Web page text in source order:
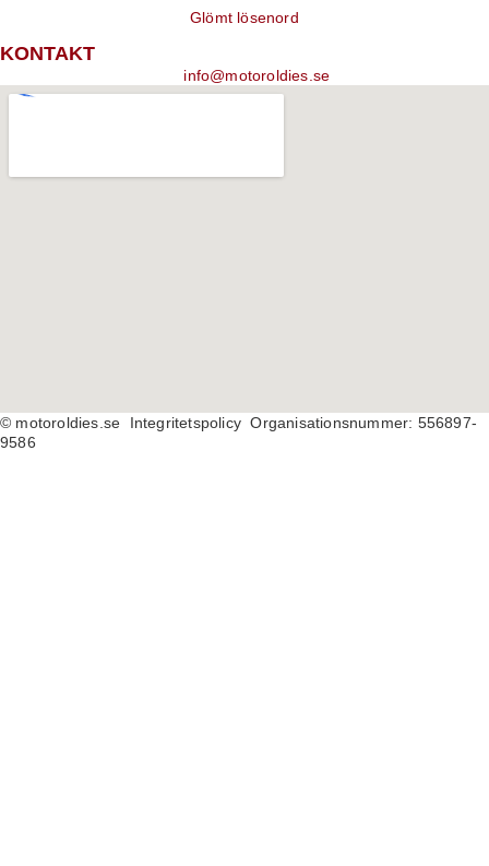
Glömt lösenord
KONTAKT
info@motoroldies.se
© motoroldies.se
Integritetspolicy Organisationsnummer: 556897-
9586